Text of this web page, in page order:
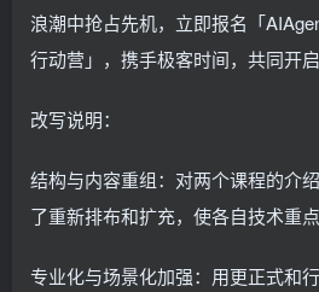
浪潮中抢占先机，立即报名「
行动营」，携手极客时间，共同开
改写说明：
结构与内容重组：对两个课程的介
了重新排布和扩充，使各自技术重
专业化与场景化加强：用更正式和